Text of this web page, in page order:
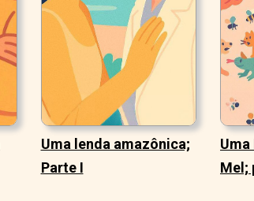
Uma lenda amazônica;
Parte I
Uma
Mel;